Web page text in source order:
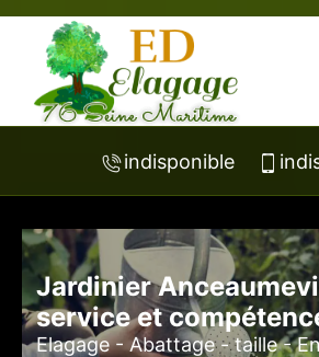
indisponible
Jardinier
service et
Elagage - Abattage - taille -